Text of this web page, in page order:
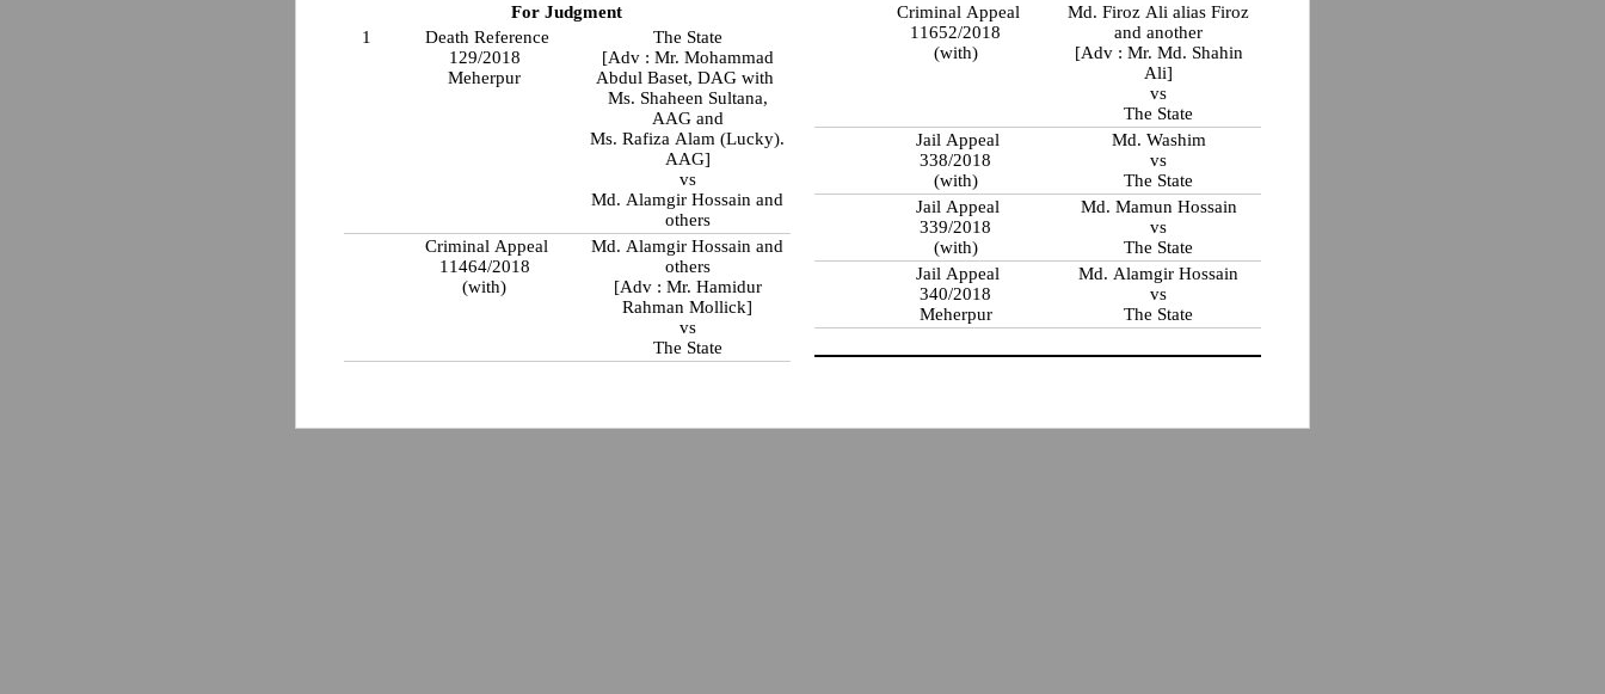
For Judgment
1
Death Reference
129/2018
Meherpur
The State
[Adv : Mr. Mohammad
Abdul Baset, DAG with
Ms. Shaheen Sultana,
AAG and
Ms. Rafiza Alam (Lucky).
AAG]
vs
Md. Alamgir Hossain and
others
Criminal Appeal
11464/2018
(with)
Md. Alamgir Hossain and
others
[Adv : Mr. Hamidur
Rahman Mollick]
vs
The State
Criminal Appeal
11652/2018
(with)
Md. Firoz Ali alias Firoz
and another
[Adv : Mr. Md. Shahin
Ali]
vs
The State
Jail Appeal
338/2018
(with)
Md. Washim
vs
The State
Jail Appeal
339/2018
(with)
Md. Mamun Hossain
vs
The State
Jail Appeal
340/2018
Meherpur
Md. Alamgir Hossain
vs
The State